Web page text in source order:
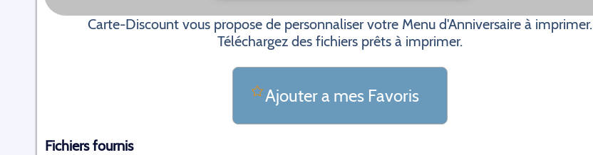
Carte-Discount vous propose de personnaliser votre Menu d'Anniversaire à imprimer.
Téléchargez des fichiers prêts à imprimer.
Ajouter a mes Favoris
Fichiers fournis